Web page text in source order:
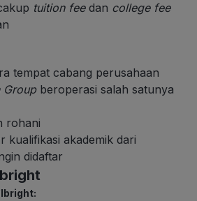
tuition feedan college fee
tempat cabang perusahaan
Groupberoperasi salah satunya
rohani
kualifikasi akademik dari
didaftar